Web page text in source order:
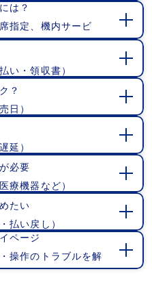
は？
指定、機内サービ
い・領収書）
？
日）
延）
必要
療機器など）
たい
払い戻し）
ページ
操作のトラブルを解